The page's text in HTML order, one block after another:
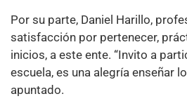
Por su parte, Daniel Harillo,
satisfacción por pertenecer,
inicios, a este ente. “Invito a
escuela, es una alegría enseñar
apuntado.